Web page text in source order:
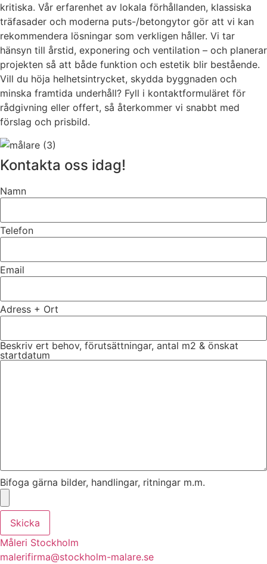
kritiska. Vår erfarenhet av lokala förhållanden, klassiska
träfasader och moderna puts-/betongytor gör att vi kan
rekommendera lösningar som verkligen håller. Vi tar
hänsyn till årstid, exponering och ventilation – och planerar
projekten så att både funktion och estetik blir bestående.
Vill du höja helhetsintrycket, skydda byggnaden och
minska framtida underhåll? Fyll i kontaktformuläret för
rådgivning eller offert, så återkommer vi snabbt med
förslag och prisbild.
Kontakta oss idag!
Namn
Telefon
Email
Adress + Ort
Beskriv ert behov, förutsättningar, antal m2 & önskat
startdatum
Bifoga gärna bilder, handlingar, ritningar m.m.
Skicka
Måleri Stockholm
malerifirma@stockholm-malare.se